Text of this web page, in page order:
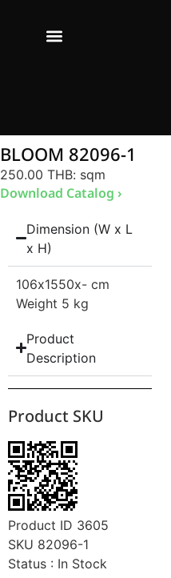
BLOOM 82096-1
250.00 THB: sqm
Download Catalog ›
Dimension (W x L
x H)
106x1550x- cm
Weight 5 kg
Product
Description
Product SKU
Product ID 3605
SKU 82096-1
Status : In Stock